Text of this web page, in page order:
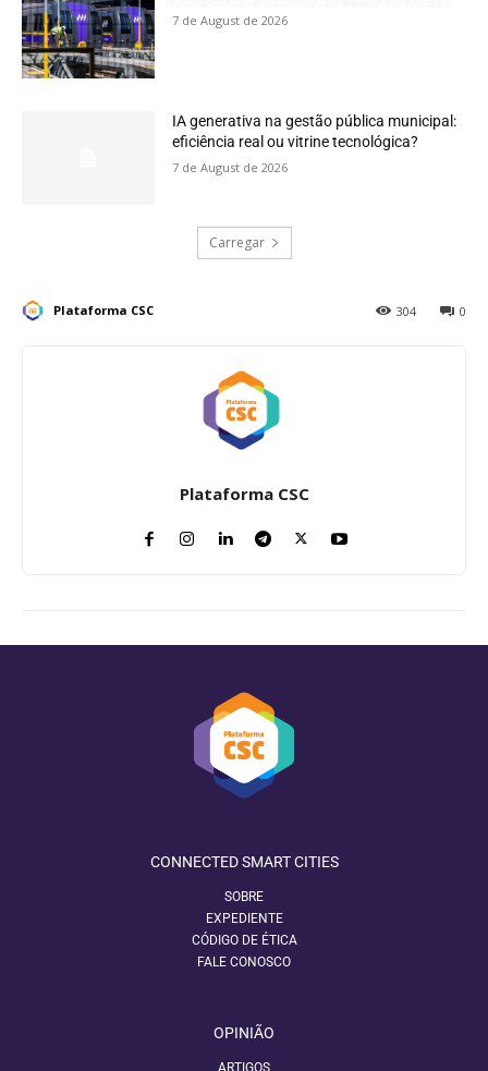
7 de August de 2026
IA generativa na gestão pública municipal:
eficiência real ou vitrine tecnológica?
7 de August de 2026
Carregar
Plataforma CSC 0
304
Plataforma CSC
CONNECTED SMART CITIES
SOBRE
EXPEDIENTE
CÓDIGO DE ÉTICA
FALE CONOSCO
OPINIÃO
ARTIGOS